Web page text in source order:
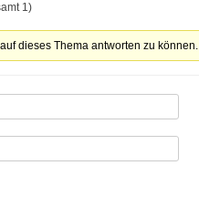
1)
dieses Thema antworten zu können.